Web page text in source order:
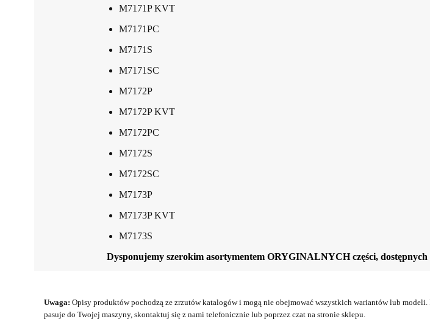
M7171P KVT
M7171PC
M7171S
M7171SC
M7172P
M7172P KVT
M7172PC
M7172S
M7172SC
M7173P
M7173P KVT
M7173S
Dysponujemy szerokim asortymentem ORYGINALNYCH części,
Uwaga: Opisy produktów pochodzą ze zrzutów katalogów i mogą nie obejmować wszystkich wariantów lub
pasuje do Twojej maszyny, skontaktuj się z nami telefonicznie lub poprzez czat na stronie sklepu.